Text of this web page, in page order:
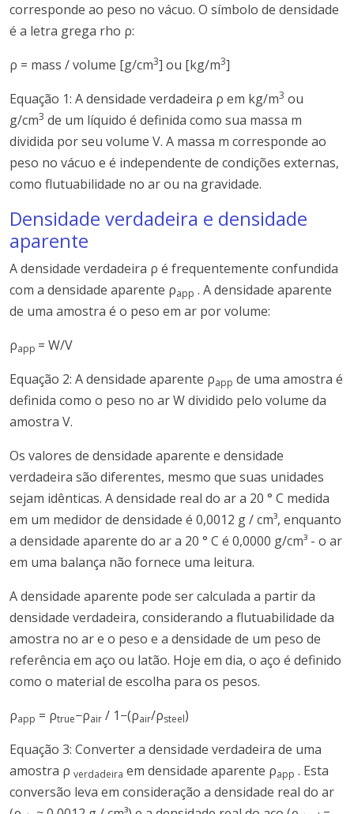
corresponde ao peso no vácuo. O símbolo de densidade
é a letra grega rho ρ:
ρ = mass / volume [g/cm3] ou [kg/m3]
Equação 1: A densidade verdadeira ρ em kg/m3 ou
g/cm3 de um líquido é definida como sua massa m
dividida por seu volume V. A massa m corresponde ao
peso no vácuo e é independente de condições externas,
como flutuabilidade no ar ou na gravidade.
Densidade verdadeira e densidade
aparente
A densidade verdadeira ρ é frequentemente confundida
com a densidade aparente ρapp . A densidade aparente
de uma amostra é o peso em ar por volume:
ρapp = W/V
Equação 2: A densidade aparente ρapp de uma amostra é
definida como o peso no ar W dividido pelo volume da
amostra V.
Os valores de densidade aparente e densidade
verdadeira são diferentes, mesmo que suas unidades
sejam idênticas. A densidade real do ar a 20 ° C medida
em um medidor de densidade é 0,0012 g / cm³, enquanto
a densidade aparente do ar a 20 ° C é 0,0000 g/cm³ - o ar
em uma balança não fornece uma leitura.
A densidade aparente pode ser calculada a partir da
densidade verdadeira, considerando a flutuabilidade da
amostra no ar e o peso e a densidade de um peso de
referência em aço ou latão. Hoje em dia, o aço é definido
como o material de escolha para os pesos.
ρapp = ρtrue−ρair / 1−(ρair/ρsteel)
Equação 3: Converter a densidade verdadeira de uma
amostra ρ verdadeira em densidade aparente ρapp . Esta
conversão leva em consideração a densidade real do ar